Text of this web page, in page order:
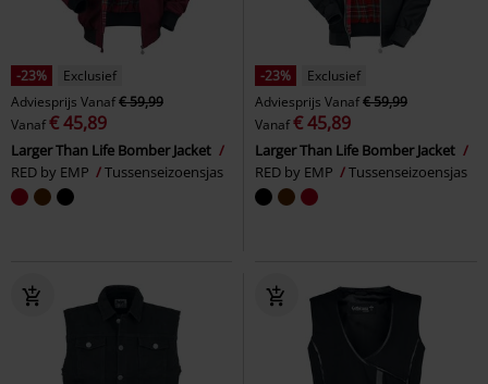
-23%
Exclusief
Adviesprijs Vanaf€ 59,99
Vanaf€ 45,89
Larger Than Life Bomber Jacket
RED by EMP
Tussenseizoensjas
-23%
Exclusief
Adviesprijs Vanaf€ 59,99
Vanaf€ 45,89
Larger Than Life Bomber Jacket
RED by EMP
Tussenseizoensjas